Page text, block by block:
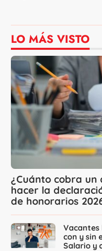
LO MÁS VISTO
¿Cuánto cobra
hacer la
de honorarios
Vacantes
con y sin
Salario y